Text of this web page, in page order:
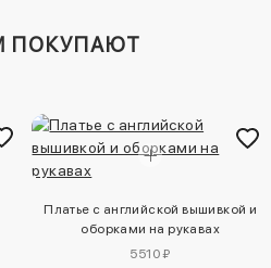
ПОКУПАЮТ
Платье с английской вышивкой и
оборками на рукавах
5510 ₽